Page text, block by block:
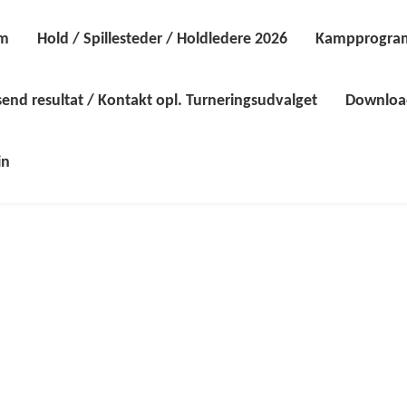
Hold / Spillesteder / Holdledere 2026
resultat / Kontakt opl. Turneringsudvalget